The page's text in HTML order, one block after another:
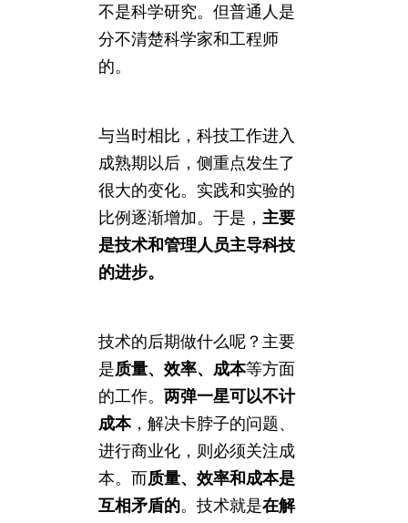
不是科学研究。但普通人是
分不清楚科学家和工程师
的。
与当时相比，科技工作进入
成熟期以后，侧重点发生了
很大的变化。实践和实验的
比例逐渐增加。于是， 主要
是技术和管理人员主导科技
的进步。
技术的后期做什么呢？主要
是质量、效率、成本等方面
的工作。 两弹一星可以不计
成本，解决卡脖子的问题、
进行商业化，则必须关注成
本。而质量、效率和成本是
互相矛盾的。技术就是在解